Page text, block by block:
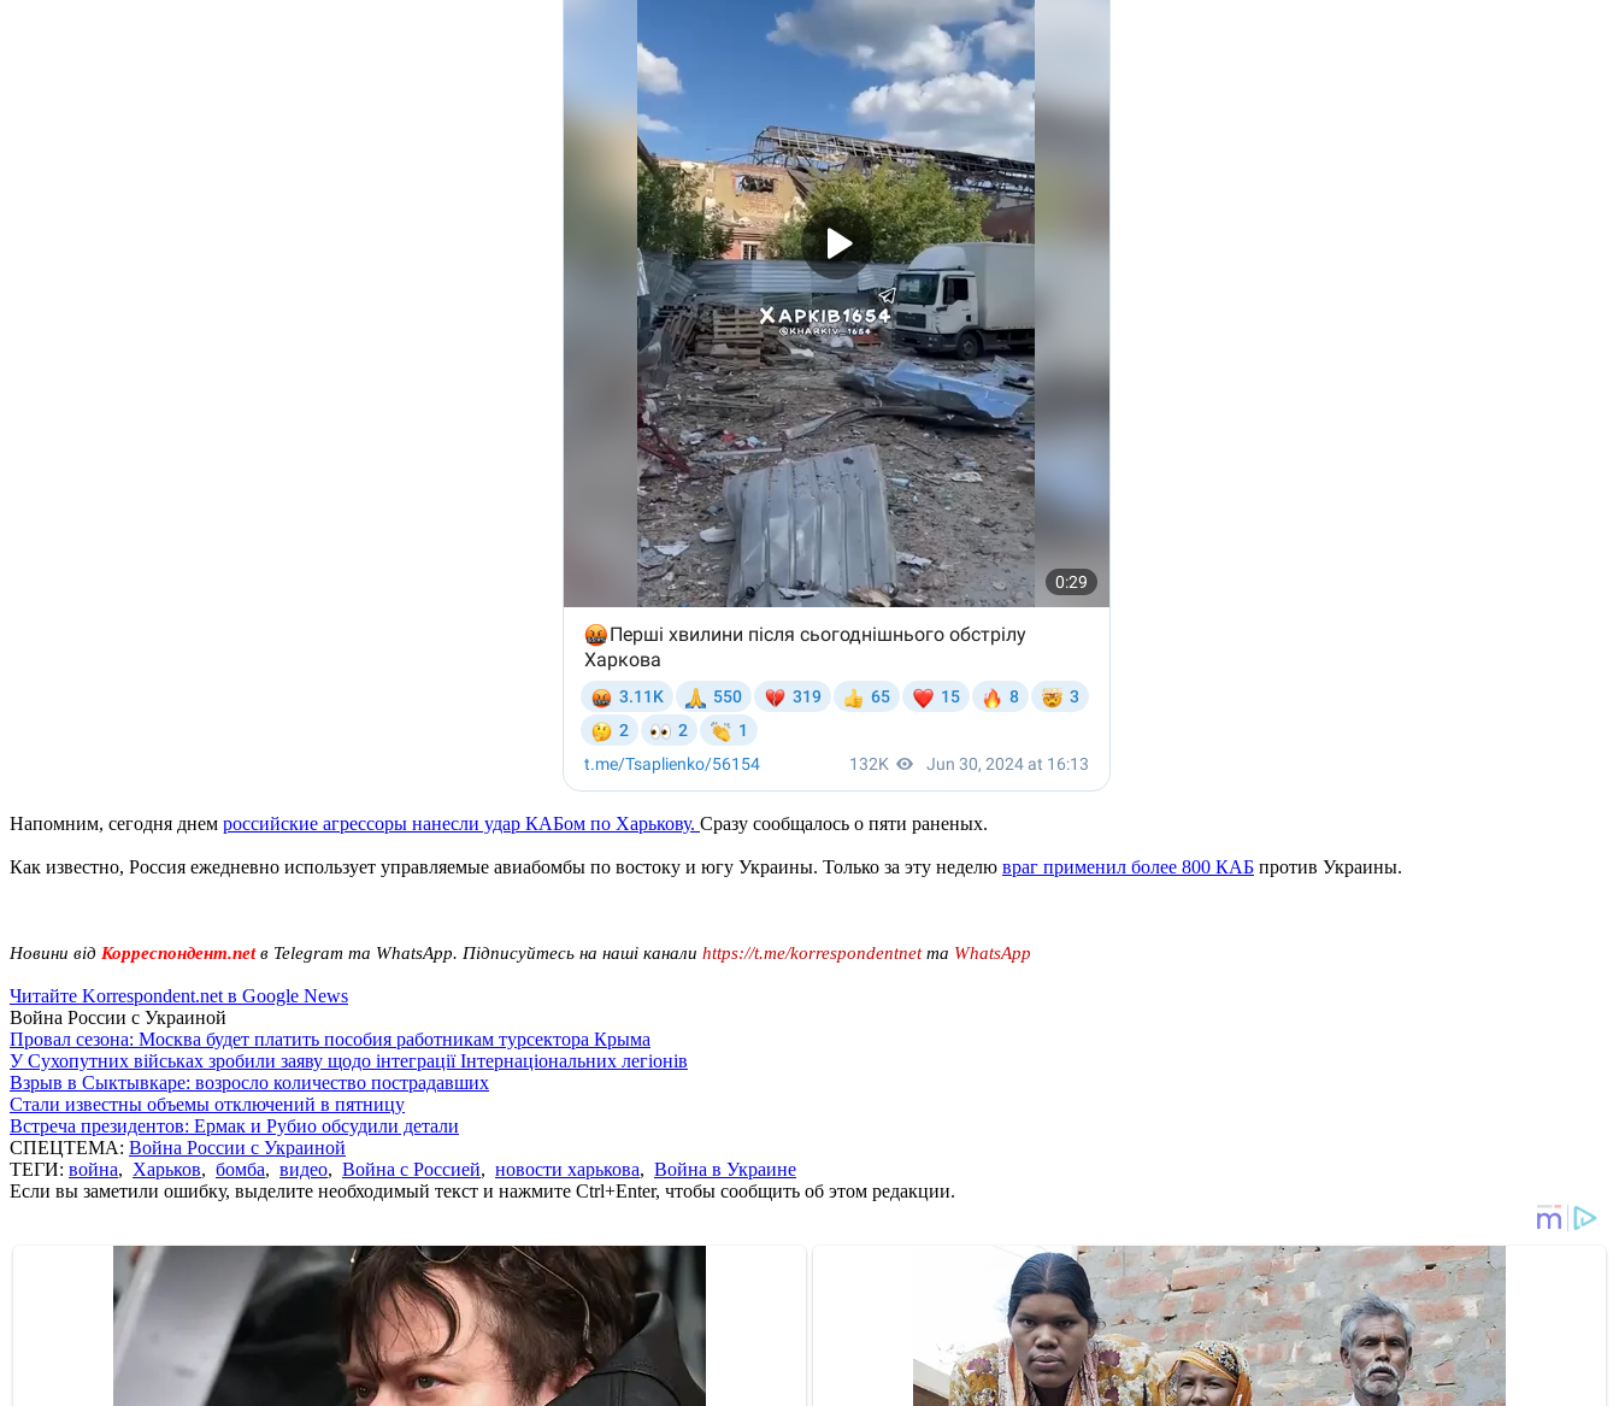
Напомним, сегодня днем ​​российские агрессоры нанесли удар КАБом по Харькову. Сразу сообщалось о пяти раненых.
Как известно, Россия ежедневно использует управляемые авиабомбы по востоку и югу Украины. Только за эту неделю враг применил более 800 КАБ против Украины.
Новини від Корреспондент.netв Telegram та WhatsApp. Підписуйтесь на наші канали https://t.me/korrespondentnetта WhatsApp
Читайте Korrespondent.net в Google News
Война России с Украиной
Провал сезона: Москва будет платить пособия работникам турсектора Крыма
У Сухопутних військах зробили заяву щодо інтеграції Інтернаціональних легіонів
Взрыв в Сыктывкаре: возросло количество пострадавших
Стали известны объемы отключений в пятницу
Встреча президентов: Ермак и Рубио обсудили детали
СПЕЦТЕМА: Война России с Украиной
ТЕГИ: война, Харьков, бомба, видео, Война с Россией, новости харькова, Война в Украине
Если вы заметили ошибку, выделите необходимый текст и нажмите Ctrl+Enter, чтобы сообщить об этом редакции.